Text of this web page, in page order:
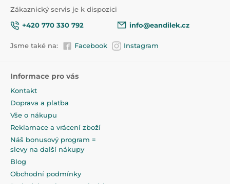
Zákaznický servis je k dispozici
+420 770 330 792
info@eandilek.cz
Jsme také na: Facebook Instagram
Informace pro vás
Kontakt
Doprava a platba
Vše o nákupu
Reklamace a vrácení zboží
Náš bonusový program =
slevy na další nákupy
Blog
Obchodní podmínky